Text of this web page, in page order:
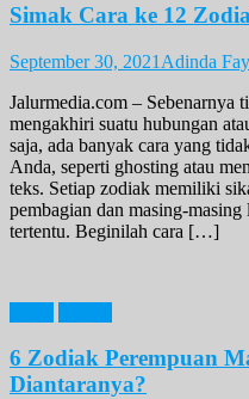
Simak Cara ke 12
September 30, 2021 Adinda
Jalurmedia.com – Sebenarnya
mengakhiri suatu hubungan
saja, ada banyak cara yang
Anda, seperti ghosting atau
teks. Setiap zodiak memiliki
pembagian dan masing-
tertentu. Beginilah cara […]
6 Zodiak Perempuan
Diantaranya?